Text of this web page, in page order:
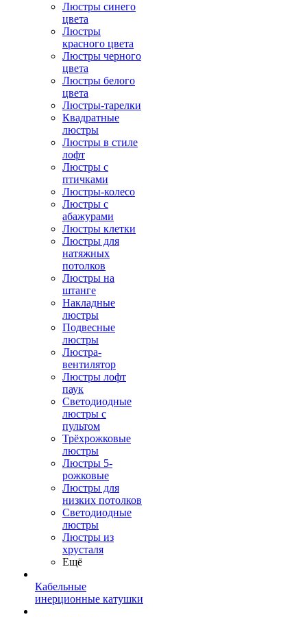
Люстры синего
цвета
Люстры
красного цвета
Люстры черного
цвета
Люстры белого
цвета
Люстры-тарелки
Квадратные
люстры
Люстры в стиле
лофт
Люстры с
птичками
Люстры-колесо
Люстры с
абажурами
Люстры клетки
Люстры для
натяжных
потолков
Люстры на
штанге
Накладные
люстры
Подвесные
люстры
Люстра-
вентилятор
Люстры лофт
паук
Светодиодные
люстры с
пультом
Трёхрожковые
люстры
Люстры 5-
рожковые
Люстры для
низких потолков
Cветодиодные
люстры
Люстры из
хрусталя
Ещё
Кабельные
инерционные катушки